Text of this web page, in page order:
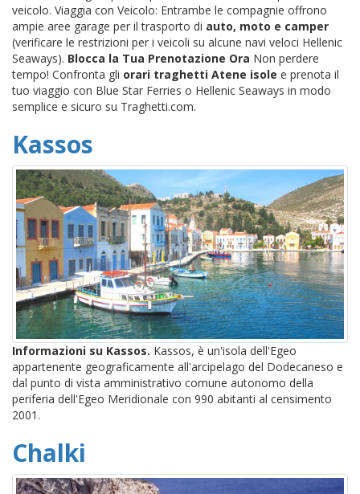
veicolo. Viaggia con Veicolo: Entrambe le compagnie offrono
ampie aree garage per il trasporto di auto, moto e camper
(verificare le restrizioni per i veicoli su alcune navi veloci Hellenic
Seaways). Blocca la Tua Prenotazione Ora Non perdere
tempo! Confronta gli orari traghetti Atene isole e prenota il
tuo viaggio con Blue Star Ferries o Hellenic Seaways in modo
semplice e sicuro su Traghetti.com.
Kassos
Informazioni su Kassos. Kassos, è un'isola dell'Egeo
appartenente geograficamente all'arcipelago del Dodecaneso e
dal punto di vista amministrativo comune autonomo della
periferia dell'Egeo Meridionale con 990 abitanti al censimento
2001.
Chalki